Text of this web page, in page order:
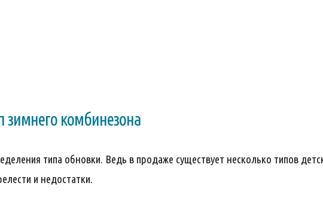
комбинезона
типа обновки. Ведь в продаже существует несколько типов
и недостатки.